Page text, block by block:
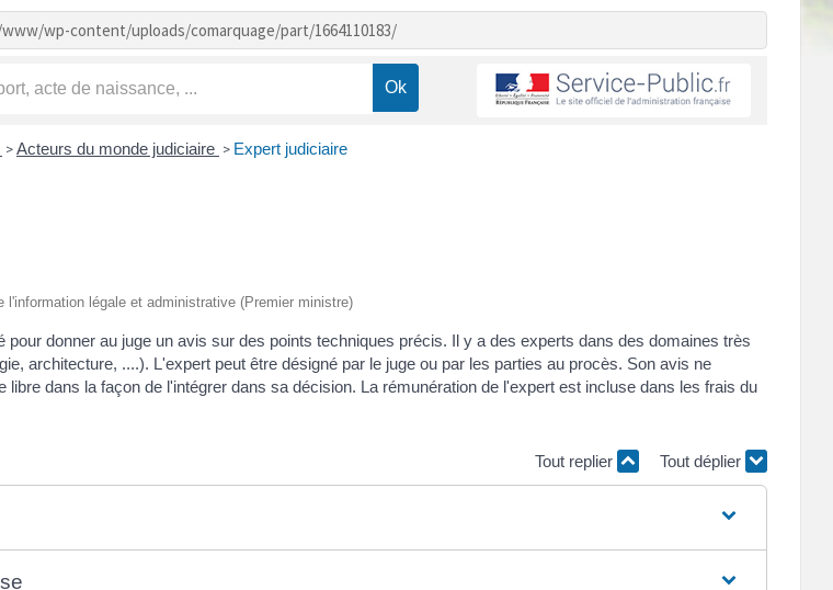
wp-content/uploads/comarquage/part/1664110183/
>Acteurs du monde judiciaire > Expert judiciaire
l'information légale et administrative (Premier ministre)
pour donner au juge un avis sur des points techniques précis. Il y a des experts dans des domaines très
architecture, ....). L'expert peut être désigné par le juge ou par les parties au procès. Son avis ne
libre dans la façon de l'intégrer dans sa décision. La rémunération de l'expert est incluse dans les frais du
Tout replier Tout déplier